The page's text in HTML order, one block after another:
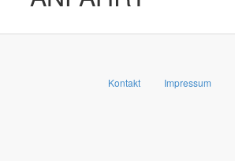
Impressum
Kontakt